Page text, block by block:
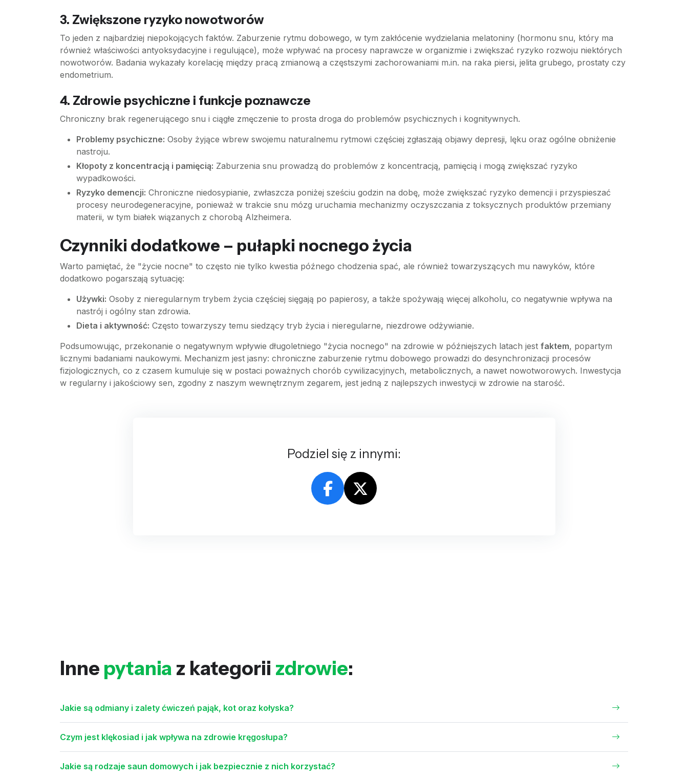
3. Zwiększone ryzyko nowotworów
To jeden z najbardziej niepokojących faktów. Zaburzenie rytmu dobowego, w tym zakłócenie wydzielania melatoniny (hormonu snu, który ma
również właściwości antyoksydacyjne i regulujące), może wpływać na procesy naprawcze w organizmie i zwiększać ryzyko rozwoju niektórych
nowotworów. Badania wykazały korelację między pracą zmianową a częstszymi zachorowaniami m.in. na raka piersi, jelita grubego, prostaty czy
endometrium.
4. Zdrowie psychiczne i funkcje poznawcze
Chroniczny brak regenerującego snu i ciągłe zmęczenie to prosta droga do problemów psychicznych i kognitywnych.
Problemy psychiczne: Osoby żyjące wbrew swojemu naturalnemu rytmowi częściej zgłaszają objawy depresji, lęku oraz ogólne obniżenie
nastroju.
Kłopoty z koncentracją i pamięcią: Zaburzenia snu prowadzą do problemów z koncentracją, pamięcią i mogą zwiększać ryzyko
wypadkowości.
Ryzyko demencji: Chroniczne niedosypianie, zwłaszcza poniżej sześciu godzin na dobę, może zwiększać ryzyko demencji i przyspieszać
procesy neurodegeneracyjne, ponieważ w trakcie snu mózg uruchamia mechanizmy oczyszczania z toksycznych produktów przemiany
materii, w tym białek wiązanych z chorobą Alzheimera.
Czynniki dodatkowe – pułapki nocnego życia
Warto pamiętać, że "życie nocne" to często nie tylko kwestia późnego chodzenia spać, ale również towarzyszących mu nawyków, które
dodatkowo pogarszają sytuację:
Używki: Osoby z nieregularnym trybem życia częściej sięgają po papierosy, a także spożywają więcej alkoholu, co negatywnie wpływa na
nastrój i ogólny stan zdrowia.
Dieta i aktywność: Często towarzyszy temu siedzący tryb życia i nieregularne, niezdrowe odżywianie.
Podsumowując, przekonanie o negatywnym wpływie długoletniego "życia nocnego" na zdrowie w późniejszych latach jest faktem, popartym
licznymi badaniami naukowymi. Mechanizm jest jasny: chroniczne zaburzenie rytmu dobowego prowadzi do desynchronizacji procesów
fizjologicznych, co z czasem kumuluje się w postaci poważnych chorób cywilizacyjnych, metabolicznych, a nawet nowotworowych. Inwestycja
w regularny i jakościowy sen, zgodny z naszym wewnętrznym zegarem, jest jedną z najlepszych inwestycji w zdrowie na starość.
Podziel się z innymi:
Inne pytania z kategorii zdrowie:
Jakie są odmiany i zalety ćwiczeń pająk, kot oraz kołyska?
Czym jest klękosiad i jak wpływa na zdrowie kręgosłupa?
Jakie są rodzaje saun domowych i jak bezpiecznie z nich korzystać?